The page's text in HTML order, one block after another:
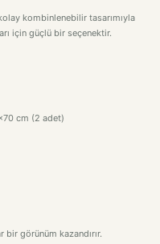
kombinlenebilir tasarımıyla
için güçlü bir seçenektir.
cm (2 adet)
bir görünüm kazandırır.